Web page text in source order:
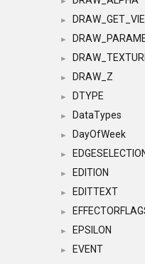
►
►
►
► DRAW_Z
► DTYPE
► DataTypes
► DayOfWeek
►
► EDITION
► EDITTEXT
►
► EPSILON
►
EVENT